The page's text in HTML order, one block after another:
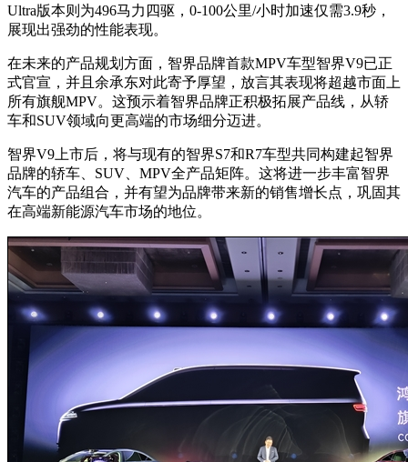
Ultra版本则为496马力四驱，0-100公里/小时加速仅需3.9秒，
展现出强劲的性能表现。
在未来的产品规划方面，智界品牌首款MPV车型智界V9已正
式官宣，并且余承东对此寄予厚望，放言其表现将超越市面上
所有旗舰MPV。这预示着智界品牌正积极拓展产品线，从轿
车和SUV领域向更高端的市场细分迈进。
智界V9上市后，将与现有的智界S7和R7车型共同构建起智界
品牌的轿车、SUV、MPV全产品矩阵。这将进一步丰富智界
汽车的产品组合，并有望为品牌带来新的销售增长点，巩固其
在高端新能源汽车市场的地位。